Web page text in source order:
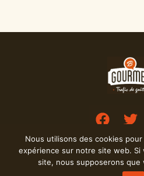
Copyright 2024 B-
Demandez-un-devis– Site
Nous utilisons des cookies
expérience sur notre site web. Si
site, nous supposerons que